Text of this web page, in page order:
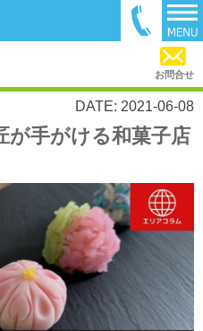
お問合せ
DATE: 2021-06-08
が手がける和菓子店